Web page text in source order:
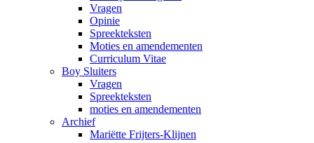
Vragen
Opinie
Spreekteksten
Moties en amendementen
Curriculum Vitae
Boy Sluiters
Vragen
Spreekteksten
moties en amendementen
Archief
Mariëtte Frijters-Klijnen